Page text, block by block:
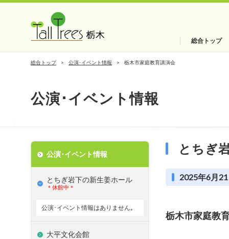
総合トップ
総合トップ 公演･イベント情報 栃木市家庭教育講演会
公演･イベント情報
とちぎ
2025年6月
栃木市家庭教
公演･イベント情報
とちぎ岩下の新⽣姜ホール
＊休館中＊
公演･イベント情報はありません｡
大平文化会館